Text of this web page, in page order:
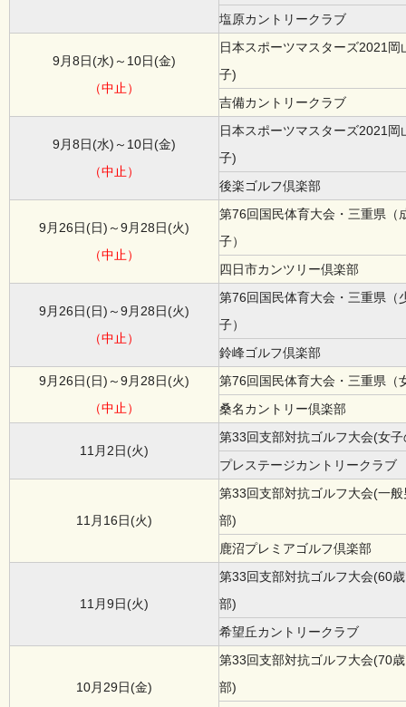
塩原カントリークラブ
9月8日(水)～10日(金)
（中止）
日本スポーツマスターズ2021岡
子)
吉備カントリークラブ
9月8日(水)～10日(金)
（中止）
日本スポーツマスターズ2021岡
子)
後楽ゴルフ倶楽部
9月26日(日)～9月28日(火)
（中止）
第76回国民体育大会・三重県（
子）
四日市カンツリー倶楽部
9月26日(日)～9月28日(火)
（中止）
第76回国民体育大会・三重県（
子）
鈴峰ゴルフ倶楽部
9月26日(日)～9月28日(火)
（中止）
第76回国民体育大会・三重県（
桑名カントリー倶楽部
11月2日(火)
第33回支部対抗ゴルフ大会(女
プレステージカントリークラブ
11月16日(火)
第33回支部対抗ゴルフ大会(一
部)
鹿沼プレミアゴルフ倶楽部
11月9日(火)
第33回支部対抗ゴルフ大会(60
部)
希望丘カントリークラブ
10月29日(金)
第33回支部対抗ゴルフ大会(70
部)